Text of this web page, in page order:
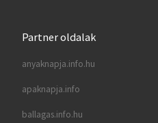
Partner oldalak
anyaknapja.info.hu
apaknapja.info
ballagas.info.hu